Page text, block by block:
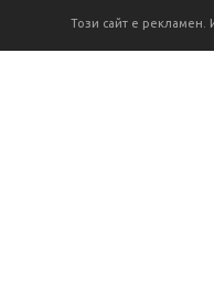
Този сайт е рекламен.